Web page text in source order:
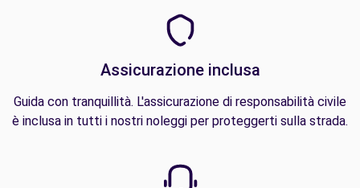
Assicurazione inclusa
Guida con tranquillità. L'assicurazione di responsabilità civile
è inclusa in tutti i nostri noleggi per proteggerti sulla strada.